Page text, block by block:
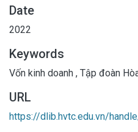
Date
2022
Keywords
Vốn kinh doanh , Tập đoàn
URL
https://dlib.hvtc.edu.vn/